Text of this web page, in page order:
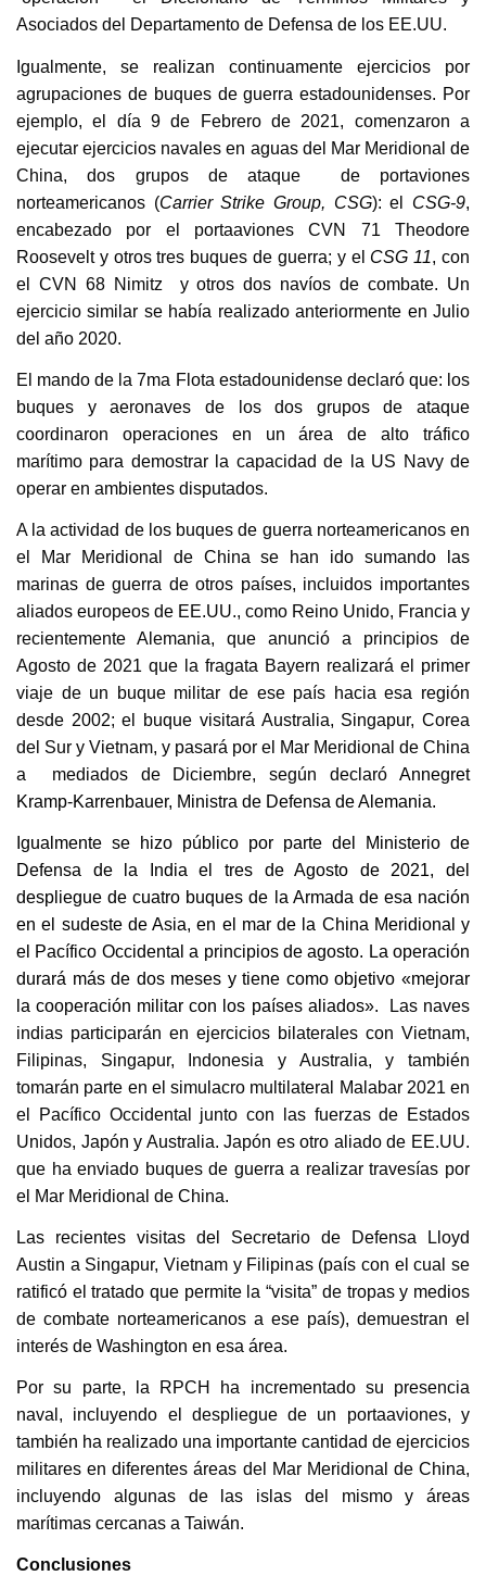
Asociados del Departamento de Defensa de los EE.UU.
Igualmente, se realizan continuamente ejercicios por
agrupaciones de buques de guerra estadounidenses. Por
ejemplo, el día 9 de Febrero de 2021, comenzaron a
ejecutar ejercicios navales en aguas del Mar Meridional de
China, dos grupos de ataque de portaviones
norteamericanos (Carrier Strike Group, CSG): el CSG-9,
encabezado por el portaaviones CVN 71 Theodore
Roosevelt y otros tres buques de guerra; y el CSG 11, con
el CVN 68 Nimitz y otros dos navíos de combate. Un
ejercicio similar se había realizado anteriormente en Julio
del año 2020.
El mando de la 7ma Flota estadounidense declaró que: los
buques y aeronaves de los dos grupos de ataque
coordinaron operaciones en un área de alto tráfico
marítimo para demostrar la capacidad de la US Navy de
operar en ambientes disputados.
A la actividad de los buques de guerra norteamericanos en
el Mar Meridional de China se han ido sumando las
marinas de guerra de otros países, incluidos importantes
aliados europeos de EE.UU., como Reino Unido, Francia y
recientemente Alemania, que anunció a principios de
Agosto de 2021 que la fragata Bayern realizará el primer
viaje de un buque militar de ese país hacia esa región
desde 2002; el buque visitará Australia, Singapur, Corea
del Sur y Vietnam, y pasará por el Mar Meridional de China
a mediados de Diciembre, según declaró Annegret
Kramp-Karrenbauer, Ministra de Defensa de Alemania.
Igualmente se hizo público por parte del Ministerio de
Defensa de la India el tres de Agosto de 2021, del
despliegue de cuatro buques de la Armada de esa nación
en el sudeste de Asia, en el mar de la China Meridional y
el Pacífico Occidental a principios de agosto. La operación
durará más de dos meses y tiene como objetivo «mejorar
la cooperación militar con los países aliados». Las naves
indias participarán en ejercicios bilaterales con Vietnam,
Filipinas, Singapur, Indonesia y Australia, y también
tomarán parte en el simulacro multilateral Malabar 2021 en
el Pacífico Occidental junto con las fuerzas de Estados
Unidos, Japón y Australia. Japón es otro aliado de EE.UU.
que ha enviado buques de guerra a realizar travesías por
el Mar Meridional de China.
Las recientes visitas del Secretario de Defensa Lloyd
Austin a Singapur, Vietnam y Filipinas (país con el cual se
ratificó el tratado que permite la “visita” de tropas y medios
de combate norteamericanos a ese país), demuestran el
interés de Washington en esa área.
Por su parte, la RPCH ha incrementado su presencia
naval, incluyendo el despliegue de un portaaviones, y
también ha realizado una importante cantidad de ejercicios
militares en diferentes áreas del Mar Meridional de China,
incluyendo algunas de las islas del mismo y áreas
marítimas cercanas a Taiwán.
Conclusiones